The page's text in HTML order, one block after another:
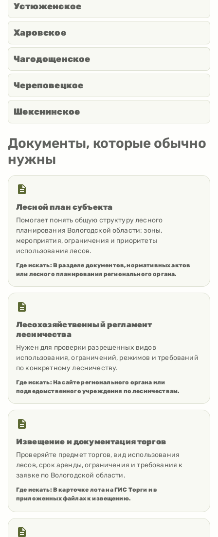
Устюженское
Харовское
Чагодощенское
Череповецкое
Шекснинское
Документы, которые обычно
нужны
Лесной план субъекта
Помогает понять общую структуру лесного
планирования Вологодской области: зоны,
мероприятия, ограничения и приоритеты
использования лесов.
Где искать: В разделе документов, нормативных актов
или лесного планирования регионального органа.
Лесохозяйственный регламент
лесничества
Нужен для проверки разрешенных видов
использования, ограничений, режимов и требований
по конкретному лесничеству.
Где искать: На сайте регионального органа или
подведомственного учреждения по лесничествам.
Извещение и документация торгов
Проверяйте предмет торгов, вид использования
лесов, срок аренды, ограничения и требования к
заявке по Вологодской области.
Где искать: В карточке лота на ГИС Торги и в
приложенных файлах к извещению.